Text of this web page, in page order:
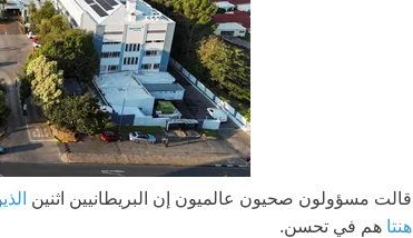
قالت مسؤولون صحيون عالميون إن البريطانيين اثنين
هنتا هم في تحسن.